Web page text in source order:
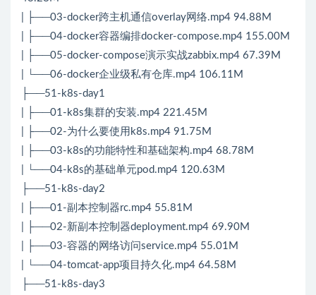
| ├──03-docker跨主机通信overlay网络.mp4 94.88M
| ├──04-docker容器编排docker-compose.mp4 155.00M
| ├──05-docker-compose演示实战zabbix.mp4 67.39M
| └──06-docker企业级私有仓库.mp4 106.11M
├──51-k8s-day1
| ├──01-k8s集群的安装.mp4 221.45M
| ├──02-为什么要使用k8s.mp4 91.75M
| ├──03-k8s的功能特性和基础架构.mp4 68.78M
| └──04-k8s的基础单元pod.mp4 120.63M
├──51-k8s-day2
| ├──01-副本控制器rc.mp4 55.81M
| ├──02-新副本控制器deployment.mp4 69.90M
| ├──03-容器的网络访问service.mp4 55.01M
| └──04-tomcat-app项目持久化.mp4 64.58M
├──51-k8s-day3